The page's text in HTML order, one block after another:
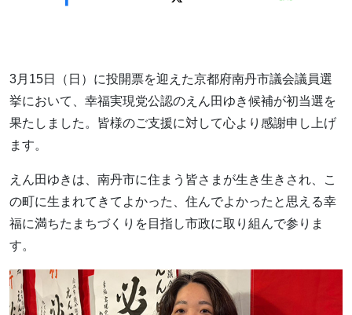
3月15日（日）に投開票を迎えた京都府南丹市議会議員選
挙において、幸福実現党公認のえん田ゆき候補が初当選を
果たしました。皆様のご支援に対して心より感謝申し上げ
ます。
えん田ゆきは、南丹市に住まう皆さまが生き生きされ、こ
の町に生まれてきてよかった、住んでよかったと思える幸
福に満ちたまちづくりを目指し市政に取り組んで参りま
す。